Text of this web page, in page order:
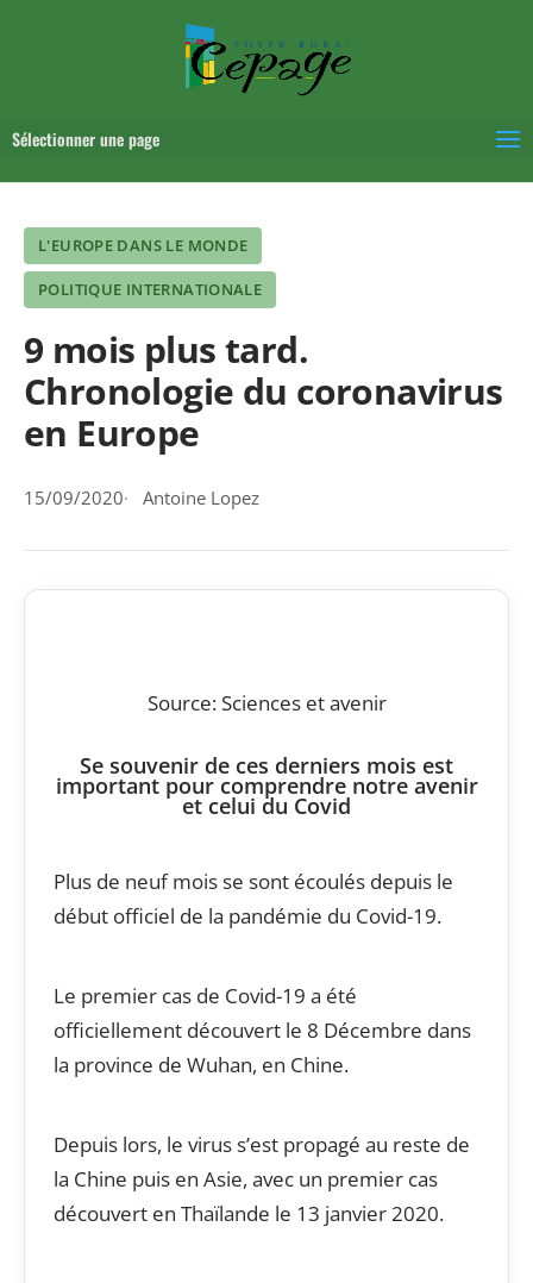
Sélectionner une page
L'EUROPE DANS LE MONDE
POLITIQUE INTERNATIONALE
9 mois plus tard.
Chronologie du coronavirus
en Europe
15/09/2020 Antoine Lopez
Source: Sciences et avenir
Se souvenir de ces derniers mois est
important pour comprendre notre avenir
et celui du Covid
Plus de neuf mois se sont écoulés depuis le
début officiel de la pandémie du Covid-19.
Le premier cas de Covid-19 a été
officiellement découvert le 8 Décembre dans
la province de Wuhan, en Chine.
Depuis lors, le virus s’est propagé au reste de
la Chine puis en Asie, avec un premier cas
découvert en Thaïlande le 13 janvier 2020.